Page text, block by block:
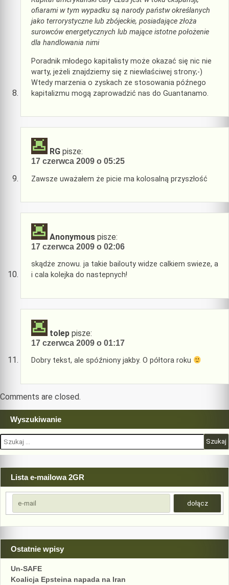
ofiarami w tym wypadku są narody państw określanych
jako terrorystyczne lub zbójeckie, posiadające złoża
surowców energetycznych lub mające istotne położenie
dla handlowania nimi
Poradnik młodego kapitalisty może okazać się nic nie
warty, jeżeli znajdziemy się z niewłaściwej strony;-)
Wtedy marzenia o zyskach ze stosowania późnego
kapitalizmu mogą zaprowadzić nas do Guantanamo.
RG pisze:
17 czerwca 2009 o 05:25
Zawsze uważałem że picie ma kolosalną przyszłość
Anonymous pisze:
17 czerwca 2009 o 02:06
skądże znowu. ja takie bailouty widze calkiem swieze, a
i cala kolejka do nastepnych!
tolep pisze:
17 czerwca 2009 o 01:17
Dobry tekst, ale spóźniony jakby. O półtora roku
Comments are closed.
Wyszukiwanie
Szukaj:
Lista e-mailowa 2GR
Ostatnie wpisy
Un-SAFE
Koalicja Epsteina napada na Iran